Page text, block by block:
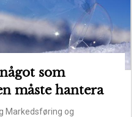
som
måste hantera
Markedsføring og